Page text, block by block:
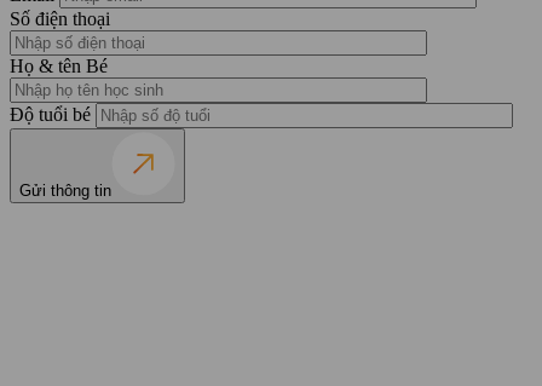
Số điện thoại
Họ & tên Bé
Độ tuổi bé
Gửi thông tin